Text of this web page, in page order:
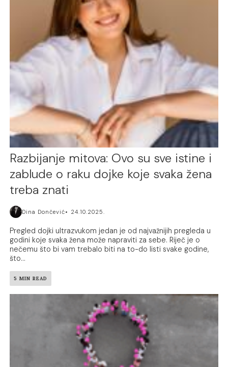
Razbijanje mitova: Ovo su sve istine i
zablude o raku dojke koje svaka žena
treba znati
Dina Dončević 24.10.2025.
Pregled dojki ultrazvukom jedan je od najvažnijih pregleda u
godini koje svaka žena može napraviti za sebe. Riječ je o
nečemu što bi vam trebalo biti na to-do listi svake godine,
što...
5 MIN READ